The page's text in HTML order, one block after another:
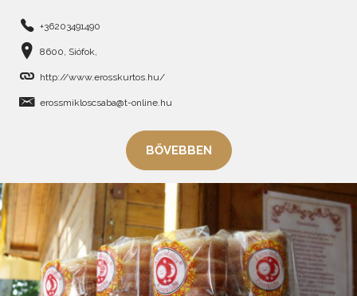
+36203491490
8600, Siófok,
http://www.erosskurtos.hu/
erossmikloscsaba@t-online.hu
BŐVEBBEN